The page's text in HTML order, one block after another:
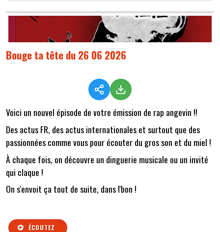
Bouge ta tête du 26 06 2026
Voici un nouvel épisode de votre émission de rap angevin !!
Des actus FR, des actus internationales et surtout que des
passionnées comme vous pour écouter du gros son et du miel !
À chaque fois, on découvre un dinguerie musicale ou un invité
qui claque !
On s'envoit ça tout de suite, dans l'bon !
ÉCOUTEZ